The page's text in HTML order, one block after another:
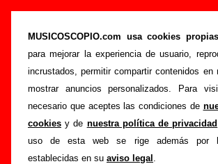
MUSICOSCOPIO.com usa cookies
para mejorar la experiencia de usuario,
incrustados, permitir compartir contenidos en
mostrar anuncios personalizados. Para
necesario que aceptes las condiciones de
cookies y de nuestra política de privacidad
uso de esta web se rige además por
establecidas en su aviso legal .
“De mayor” (CD-EP, 2000) -
Portada >Bunbury >Discografía > De
Esta página pretende recopilar todo
sobre eldisco “De mayor”,
Además del listado de canciones
también se mostrarán en esta
información a medida que estén
relacionados con su publicación, los